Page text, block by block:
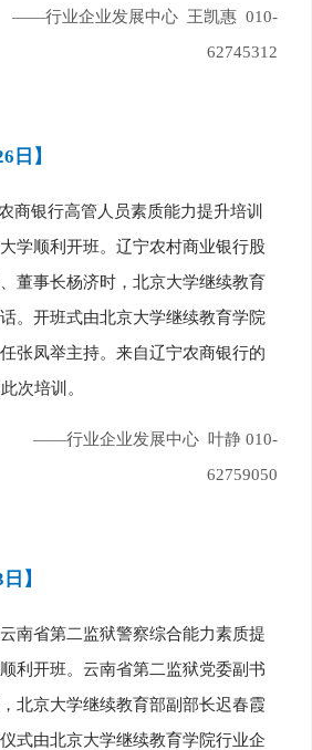
——行业企业发展中心 王凯惠 010-
62745312
日】
商银行高管人员素质能力提升培训
学顺利开班。辽宁农村商业银行股
董事长杨济时，北京大学继续教育
。开班式由北京大学继续教育学院
张凤举主持。来自辽宁农商银行的
次培训。
——行业企业发展中心 叶静 010-
62759050
】
南省第二监狱警察综合能力素质提
利开班。云南省第二监狱党委副书
北京大学继续教育部副部长迟春霞
式由北京大学继续教育学院行业企